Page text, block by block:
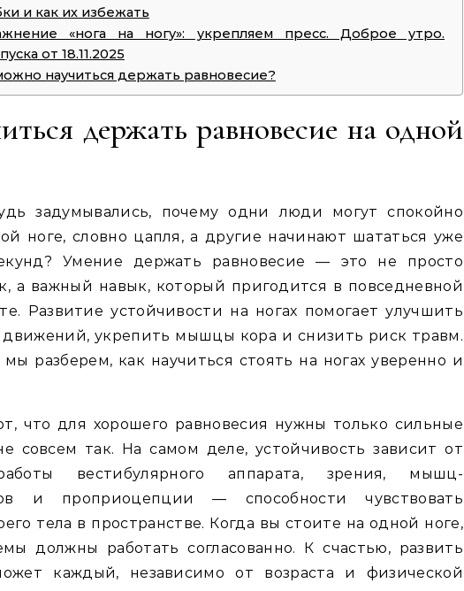
и как их избежать
«нога на ногу»: укрепляем пресс. Доброе утро.
от 18.11.2025
научиться держать равновесие?
держать равновесие на одной
задумывались, почему одни люди могут спокойно
ноге, словно цапля, а другие начинают шататься уже
Умение держать равновесие — это не просто
а важный навык, который пригодится в повседневной
Развитие устойчивости на ногах помогает улучшить
укрепить мышцы кора и снизить риск травм.
разберем, как научиться стоять на ногах уверенно и
что для хорошего равновесия нужны только сильные
совсем так. На самом деле, устойчивость зависит от
вестибулярного аппарата, зрения, мышц-
и проприоцепции — способности чувствовать
тела в пространстве. Когда вы стоите на одной ноге,
должны работать согласованно. К счастью, развить
каждый, независимо от возраста и физической